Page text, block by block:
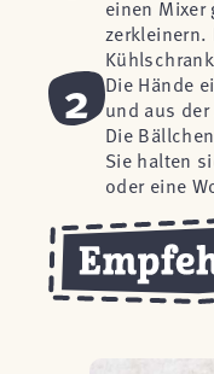
einen Mixer
zerkleinern.
2
Die Hände
und aus
Die
Sie halten
oder eine